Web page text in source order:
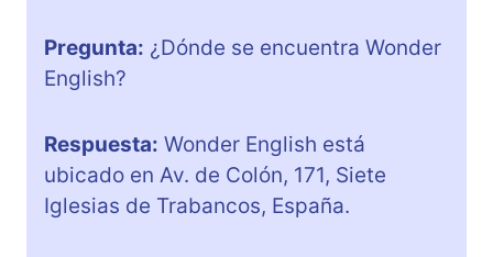
Pregunta: ¿Dónde se encuentra Wonder
English?
Respuesta: Wonder English está
ubicado en Av. de Colón, 171, Siete
Iglesias de Trabancos, España.